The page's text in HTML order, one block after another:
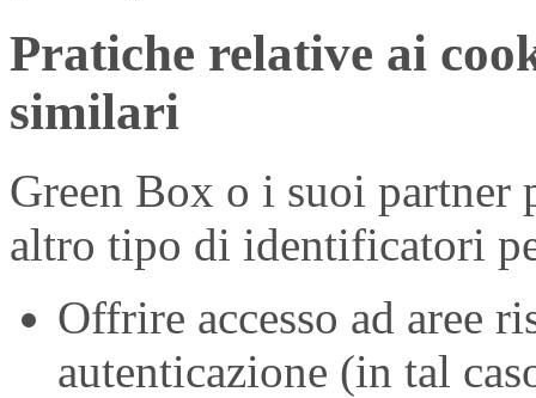
Pratiche relative ai
similari
Green Box o i suoi
altro tipo di identificatori
Offrire accesso ad aree
autenticazione (in tal